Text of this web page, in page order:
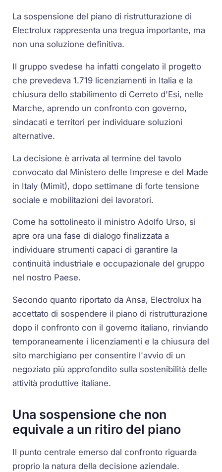
La sospensione del piano di ristrutturazione di
Electrolux rappresenta una tregua importante, ma
non una soluzione definitiva.
Il gruppo svedese ha infatti congelato il progetto
che prevedeva 1.719 licenziamenti in Italia e la
chiusura dello stabilimento di Cerreto d'Esi, nelle
Marche, aprendo un confronto con governo,
sindacati e territori per individuare soluzioni
alternative.
La decisione è arrivata al termine del tavolo
convocato dal Ministero delle Imprese e del Made
in Italy (Mimit), dopo settimane di forte tensione
sociale e mobilitazioni dei lavoratori.
Come ha sottolineato il ministro Adolfo Urso, si
apre ora una fase di dialogo finalizzata a
individuare strumenti capaci di garantire la
continuità industriale e occupazionale del gruppo
nel nostro Paese.
Secondo quanto riportato da Ansa, Electrolux ha
accettato di sospendere il piano di ristrutturazione
dopo il confronto con il governo italiano, rinviando
temporaneamente i licenziamenti e la chiusura del
sito marchigiano per consentire l'avvio di un
negoziato più approfondito sulla sostenibilità delle
attività produttive italiane.
Una sospensione che non
equivale a un ritiro del piano
Il punto centrale emerso dal confronto riguarda
proprio la natura della decisione aziendale.